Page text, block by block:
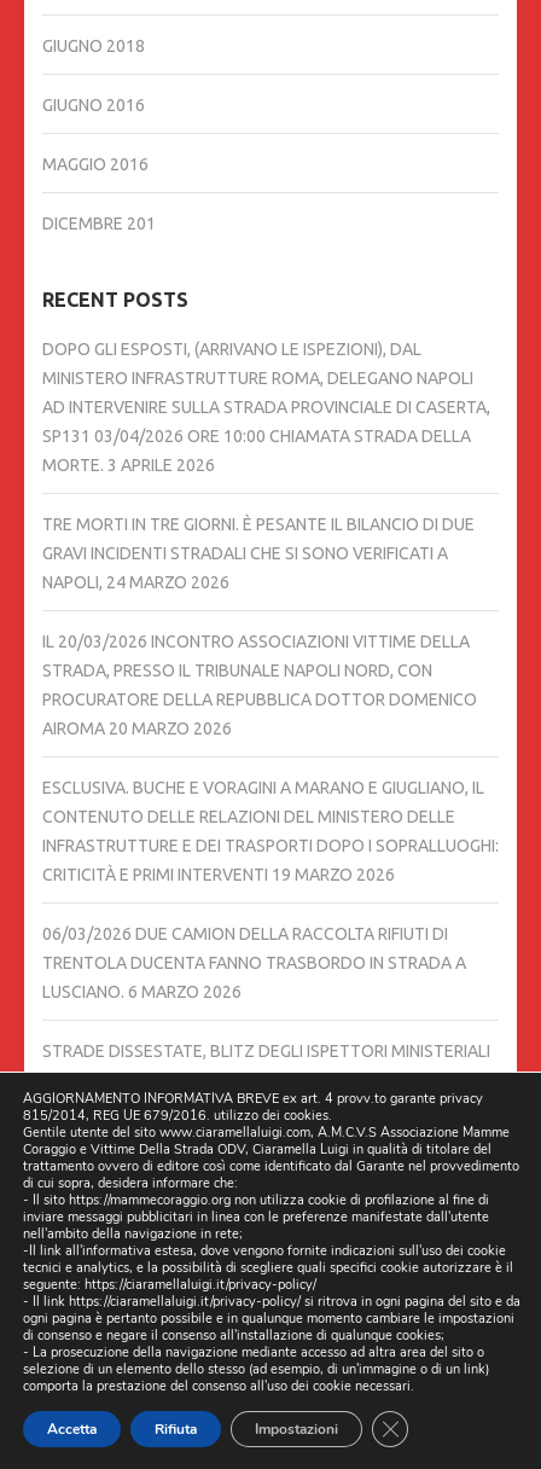
GIUGNO 2018
GIUGNO 2016
MAGGIO 2016
DICEMBRE 201
RECENT POSTS
DOPO GLI ESPOSTI, (ARRIVANO LE ISPEZIONI), DAL
MINISTERO INFRASTRUTTURE ROMA, DELEGANO NAPOLI
AD INTERVENIRE SULLA STRADA PROVINCIALE DI CASERTA,
SP131 03/04/2026 ORE 10:00 CHIAMATA STRADA DELLA
MORTE. 3 APRILE 2026
TRE MORTI IN TRE GIORNI. È PESANTE IL BILANCIO DI DUE
GRAVI INCIDENTI STRADALI CHE SI SONO VERIFICATI A
NAPOLI, 24 MARZO 2026
IL 20/03/2026 INCONTRO ASSOCIAZIONI VITTIME DELLA
STRADA, PRESSO IL TRIBUNALE NAPOLI NORD, CON
PROCURATORE DELLA REPUBBLICA DOTTOR DOMENICO
AIROMA 20 MARZO 2026
ESCLUSIVA. BUCHE E VORAGINI A MARANO E GIUGLIANO, IL
CONTENUTO DELLE RELAZIONI DEL MINISTERO DELLE
INFRASTRUTTURE E DEI TRASPORTI DOPO I SOPRALLUOGHI:
CRITICITÀ E PRIMI INTERVENTI 19 MARZO 2026
06/03/2026 DUE CAMION DELLA RACCOLTA RIFIUTI DI
TRENTOLA DUCENTA FANNO TRASBORDO IN STRADA A
LUSCIANO. 6 MARZO 2026
STRADE DISSESTATE, BLITZ DEGLI ISPETTORI MINISTERIALI
LA BUCA LUSCIANO IN VIALE DELLA LIBERTÀ, CIVICO 55, È
ANCORA LÌ.4 MARZO 2026
L’ILLUMINAZIONE TRA VIA BETTINO CRAXI E VIA LUCARELLI È
TORNATA. 03/03/2026 TRENTOLA DUCENTA, LUSCIANO 3
MARZO 2026
SOPRALLUOGHI MINISTERIALI DOPO MARANO: SI PARTE DA
GIUGLIANO, LETTORI INVITATI A SEGNALARE BUCHE E
AGGIORNAMENTO INFORMATIVA BREVE ex art. 4 provv.to garante privacy
815/2014, REG UE 679/2016. utilizzo dei cookies.
Gentile utente del sito www.ciaramellaluigi.com, A.M.C.V.S Associazione Mamme
Coraggio e Vittime Della Strada ODV, Ciaramella Luigi in qualità di titolare del
trattamento ovvero di editore così come identificato dal Garante nel provvedimento
di cui sopra, desidera informare che:
- Il sito https://mammecoraggio.org non utilizza cookie di profilazione al fine di
inviare messaggi pubblicitari in linea con le preferenze manifestate dall'utente
nell'ambito della navigazione in rete;
-Il link all'informativa estesa, dove vengono fornite indicazioni sull'uso dei cookie
tecnici e analytics, e la possibilità di scegliere quali specifici cookie autorizzare è il
seguente: https://ciaramellaluigi.it/privacy-policy/
- Il link https://ciaramellaluigi.it/privacy-policy/si ritrova in ogni pagina del sito e da
ogni pagina è pertanto possibile e in qualunque momento cambiare le impostazioni
di consenso e negare il consenso all'installazione di qualunque cookies;
- La prosecuzione della navigazione mediante accesso ad altra area del sito o
selezione di un elemento dello stesso (ad esempio, di un'immagine o di un link)
comporta la prestazione del consenso all'uso dei cookie necessari.
Accetta Rifiuta Impostazioni CLOSE GDPR